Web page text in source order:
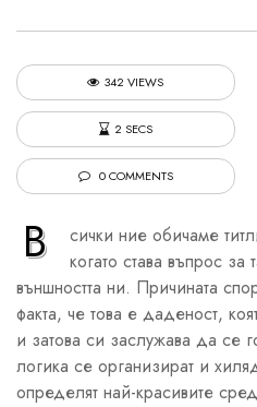
342 VIEWS
2 SECS
0 COMMENTS
В
сички ние обичаме
когато става въпрос за
външността ни. Причината
факта, че това е даденост,
и затова си заслужава да се
логика се организират и
определят най-красивите